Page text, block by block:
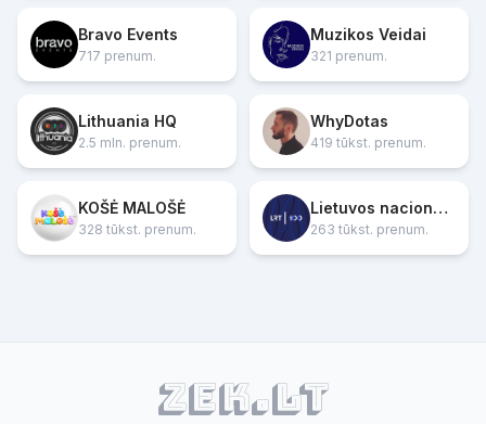
Bravo Events
717 prenum.
Muzikos Veidai
321 prenum.
Lithuania HQ
2.5 mln. prenum.
WhyDotas
419 tūkst. prenum.
KOŠĖ MALOŠĖ
328 tūkst. prenum.
Lietuvos nacionalinis radijas ir televizija
263 tūkst. prenum.
ZEK.lt